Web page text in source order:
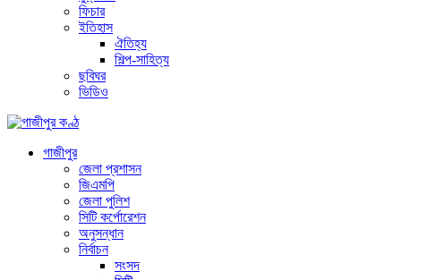
ফিচার
ইতিহাস
ঐতিহ্য
শিল্প-সাহিত্য
ছবিঘর
ভিডিও
গাজীপুর
জেলা প্রশাসন
জিএমপি
জেলা পুলিশ
সিটি কর্পোরেশন
অনুসন্ধান
নির্বাচন
সংসদ